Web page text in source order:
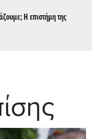
Η επιστήμη της